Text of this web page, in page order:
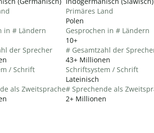
in # Ländern
der Sprecher
/ Schrift
als Zweitsprache
Primäres Land
Polen
Gesprochen in # Ländern
10+
# Gesamtzahl der
43+ Millionen
Schriftsystem / Schrift
Lateinisch
# Sprechende als
2+ Millionen